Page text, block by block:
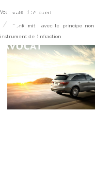
Vous êtes ici :Accueil
Conformité avec le principe
instrument de l’infraction